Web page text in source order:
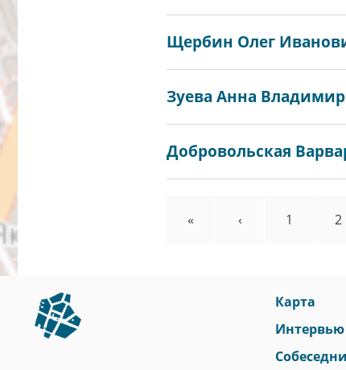
Щербин Олег
Зуева Анна
Добровольская
Нумерация
Первая
« ←‹ Page
1 2
Карта
Интервью